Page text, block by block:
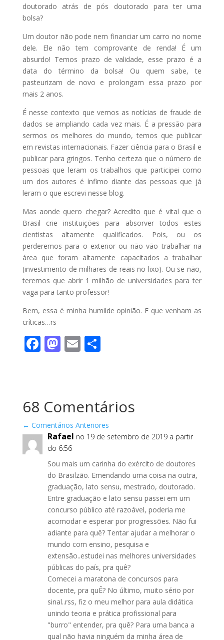
doutorado atrás de pós doutorado para ter uma
bolsa?
Um doutor não pode nem financiar um carro no nome
dele. Ele não tem comprovante de renda! É um
absurdo! Temos prazo de validade, esse prazo é a
data do término da bolsa! Ou quem sabe, te
pasteurizam de novo e prolongam essa prazo por
mais 2 anos.
É nesse contexto que vemos as notícias de fraude de
dados se ampliando cada vez mais. É a pressão para
sermos os melhores do mundo, temos que publicar
em revistas internacionais. Fazer ciência para o Brasil e
publicar para gringos. Tenho certeza que o número de
pessoas que leram os trabalhos que participei como
um dos autores é ínfimo diante das pessoas que já
leram o que escrevi nesse blog.
Mas aonde quero chegar? Acredito que é vital que o
Brasil crie instituições para absorver todos estes
cientistas altamente qualificados. Pois, ou os
perderemos para o exterior ou não vão trabalhar na
área que foram altamente capacitados a trabalhar
(investimento de milhares de reais no lixo). Ou se não,
teremos que abrir 1 milhão de universidades para ter
vaga para tanto professor!
Bem, essa é minha humilde opinião. E que venham as
críticas…rs
F
o
o
k
M
o
n
E S
68 Comentários
← Comentários Anteriores
Rafael no 19 de setembro de 2019 a partir
do 6:56
Sou mais um carinha do exército de doutores
do Brasilzão. Emendando uma coisa na outra,
graduação, lato sensu, mestrado, doutorado.
Entre graduação e lato sensu passei em um
concurso público até razoável, poderia me
acomodar e esperar por progressões. Não fui
adiante para quê? Tentar ajudar a melhorar o
mundo com ensino, pesquisa e
extensão..estudei nas melhores universidades
públicas do país, pra quê?
Comecei a maratona de concursos para
docente, pra quÊ? No último, muito sério por
sinal..rss, fiz o meu melhor para aula didática
unindo teoria e prática profissional para
"burro" entender, pra quê? Para uma banca a
qual não havia ninguém da minha área de